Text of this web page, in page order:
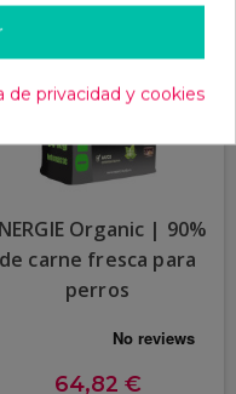
Organic | 90%
de carne fresca para
perros
64,82 €
de privacidad y cookies